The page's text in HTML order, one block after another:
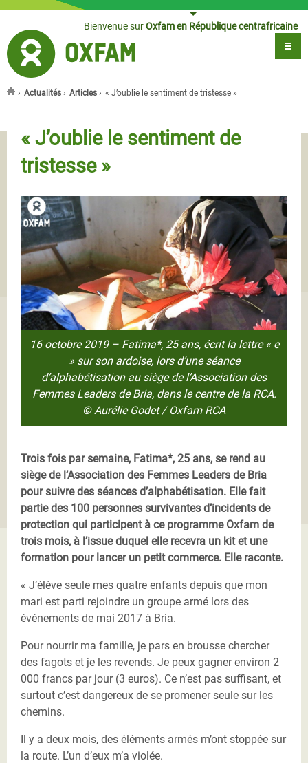
Jump to navigationBienvenue surOxfam en République centrafricaine
› Actualités › Articles › « J’oublie le sentiment de tristesse »
« J’oublie le sentiment de
tristesse »
16 octobre 2019 – Fatima*, 25 ans, écrit la lettre « e
» sur son ardoise, lors d’une séance
d’alphabétisation au siège de l’Association des
Femmes Leaders de Bria, dans le centre de la RCA.
© Aurélie Godet / Oxfam RCA
Trois fois par semaine, Fatima*, 25 ans, se rend au
siège de l’Association des Femmes Leaders de Bria
pour suivre des séances d’alphabétisation. Elle fait
partie des 100 personnes survivantes d’incidents de
protection qui participent à ce programme Oxfam de
trois mois, à l’issue duquel elle recevra un kit et une
formation pour lancer un petit commerce. Elle raconte.
« J’élève seule mes quatre enfants depuis que mon
mari est parti rejoindre un groupe armé lors des
événements de mai 2017 à Bria.
Pour nourrir ma famille, je pars en brousse chercher
des fagots et je les revends. Je peux gagner environ 2
000 francs par jour (3 euros). Ce n’est pas suffisant, et
surtout c’est dangereux de se promener seule sur les
chemins.
Il y a deux mois, des éléments armés m’ont stoppée sur
la route. L’un d’eux m’a violée.